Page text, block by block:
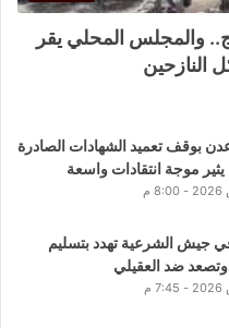
والمجلس المحلي يقر
النازحين
بوقف تعميد الشهادات الصادرة
موجة انتقادات واسعة
جيش الشرعية تهدد بتسليم
وتصعد ضد العقيلي